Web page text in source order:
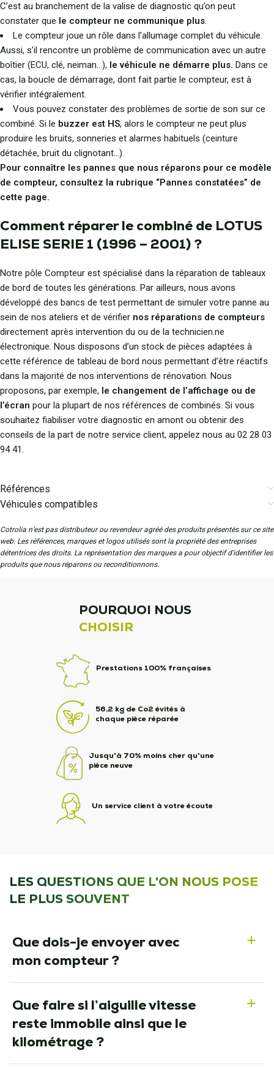
C’est au branchement de la valise de diagnostic qu’on peut
constater que le compteur ne communique plus.
Le compteur joue un rôle dans l’allumage complet du véhicule.
Aussi, s’il rencontre un problème de communication avec un autre
boîtier (ECU, clé, neiman…), le véhicule ne démarre plus. Dans ce
cas, la boucle de démarrage, dont fait partie le compteur, est à
vérifier intégralement.
Vous pouvez constater des problèmes de sortie de son sur ce
combiné. Si le buzzer est HS, alors le compteur ne peut plus
produire les bruits, sonneries et alarmes habituels (ceinture
détachée, bruit du clignotant…).
Pour connaître les pannes que nous réparons pour ce modèle
de compteur, consultez la rubrique “Pannes constatées” de
cette page.
Comment réparer le combiné de LOTUS
ELISE SERIE 1 (1996 – 2001) ?
Notre pôle Compteur est spécialisé dans la réparation de tableaux
de bord de toutes les générations. Par ailleurs, nous avons
développé des bancs de test permettant de simuler votre panne au
sein de nos ateliers et de vérifier nos réparations de compteurs
directement après intervention du ou de la technicien.ne
électronique. Nous disposons d’un stock de pièces adaptées à
cette référence de tableau de bord nous permettant d’être réactifs
dans la majorité de nos interventions de rénovation. Nous
proposons, par exemple, le changement de l’affichage ou de
l’écran pour la plupart de nos références de combinés. Si vous
souhaitez fiabiliser votre diagnostic en amont ou obtenir des
conseils de la part de notre service client, appelez nous au 02 28 03
94 41.
Références
Véhicules compatibles
Cotrolia n’est pas distributeur ou revendeur agréé des produits présentés sur ce site
web. Les références, marques et logos utilisés sont la propriété des entreprises
détentrices des droits. La représentation des marques a pour objectif d'identifier les
produits que nous réparons ou reconditionnons.
POURQUOI NOUS
CHOISIR
Prestations 100% françaises
56,2 kg de Co2 évités à
chaque pièce réparée
Jusqu'à 70% moins cher qu'une
pièce neuve
Un service client à votre écoute
LES QUESTIONS QUE L'ON NOUS POSE
LE PLUS SOUVENT
a
Que dois-je envoyer avec
mon compteur ?
a
Que faire si l’aiguille vitesse
reste immobile ainsi que le
kilométrage ?